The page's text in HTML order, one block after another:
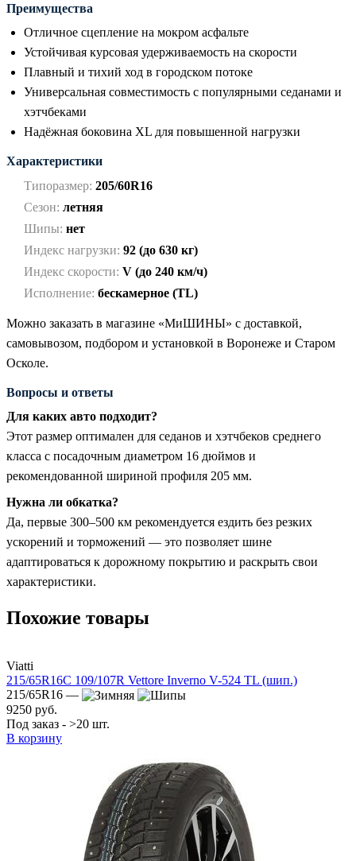
Преимущества
Отличное сцепление на мокром асфальте
Устойчивая курсовая удерживаемость на скорости
Плавный и тихий ход в городском потоке
Универсальная совместимость с популярными седанами и
хэтчбеками
Надёжная боковина XL для повышенной нагрузки
Характеристики
Типоразмер: 205/60R16
Сезон: летняя
Шипы: нет
Индекс нагрузки: 92 (до 630 кг)
Индекс скорости: V (до 240 км/ч)
Исполнение: бескамерное (TL)
Можно заказать в магазине «МиШИНЫ» с доставкой,
самовывозом, подбором и установкой в Воронеже и Старом
Осколе.
Вопросы и ответы
Для каких авто подходит?
Этот размер оптимален для седанов и хэтчбеков среднего
класса с посадочным диаметром 16 дюймов и
рекомендованной шириной профиля 205 мм.
Нужна ли обкатка?
Да, первые 300–500 км рекомендуется ездить без резких
ускорений и торможений — это позволяет шине
адаптироваться к дорожному покрытию и раскрыть свои
характеристики.
Похожие товары
Viatti
215/65R16C 109/107R Vettore Inverno V-524 TL (шип.)
215/65R16 —
9250 руб.
Под заказ - >20 шт.
В корзину